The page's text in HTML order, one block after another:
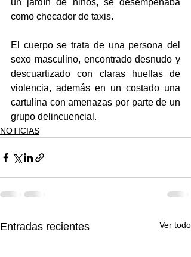
un jardín de niños, se desempeñaba
como checador de taxis.
El cuerpo se trata de una persona del
sexo masculino, encontrado desnudo y
descuartizado con claras huellas de
violencia, además en un costado una
cartulina con amenazas por parte de un
grupo delincuencial.
NOTICIAS
Entradas recientes Ver todo